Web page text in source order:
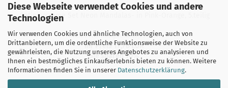
Diese Webseite verwendet Cookies und andere
Technologien
Wir verwenden Cookies und ähnliche Technologien, auch von
Drittanbietern, um die ordentliche Funktionsweise der Website zu
gewährleisten, die Nutzung unseres Angebotes zu analysieren und
Ihnen ein bestmögliches Einkaufserlebnis bieten zu können. Weitere
Informationen finden Sie in unserer Datenschutzerklärung.
.Satiniercreme Set Neon Mandalas- in Pink-Orange, 5.teilig
Unser Normalpreis 19,75 EUR
Ihr Preis 17,78 EUR
Sie sparen 10%